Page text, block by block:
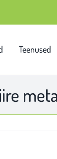
Teenused